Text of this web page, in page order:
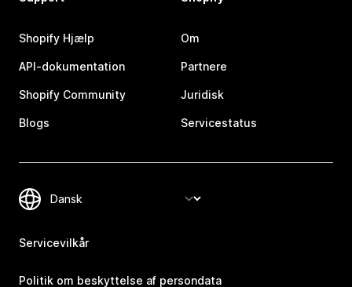
Shopify Hjælp
API-dokumentation
Shopify Community
Blogs
Om
Partnere
Juridisk
Servicestatus
Servicevilkår
Politik om beskyttelse af persondata